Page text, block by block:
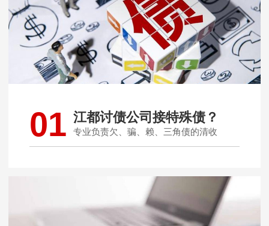
01 江都讨债公司接特殊债？
专业负责欠、骗、赖、三角债的清收